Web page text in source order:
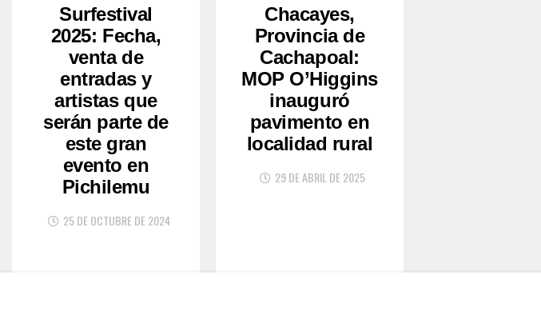
Surfestival
2025: Fecha,
venta de
entradas y
artistas que
serán parte de
este gran
evento en
Pichilemu
25 DE OCTUBRE DE 2024
Chacayes,
Provincia de
Cachapoal:
MOP O’Higgins
inauguró
pavimento en
localidad rural
29 DE ABRIL DE 2025